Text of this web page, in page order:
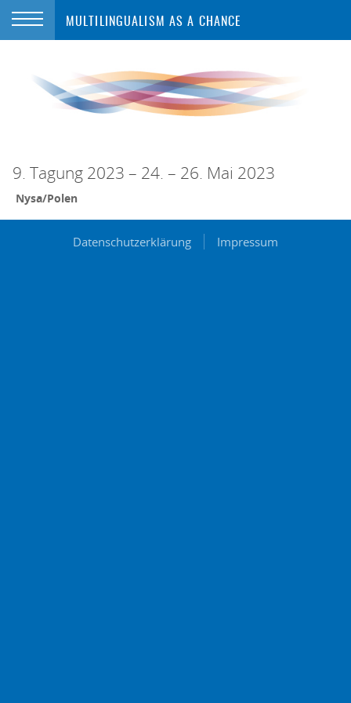
MULTILINGUALISM AS A CHANCE
9. Tagung 2023 – 24. – 26. Mai 2023
Nysa/Polen
Datenschutzerklärung Impressum